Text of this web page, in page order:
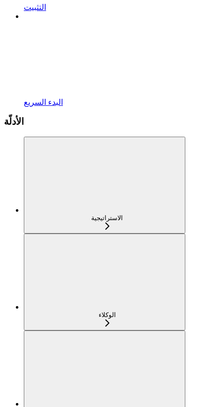
التثبيت
البدء السريع
الأدلّة
الاستراتيجية
الوكلاء